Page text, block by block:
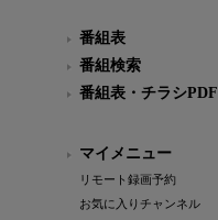
番組表
番組検索
番組表・チラシPDF
マイメニュー
リモート録画予約
お気に入りチャンネル